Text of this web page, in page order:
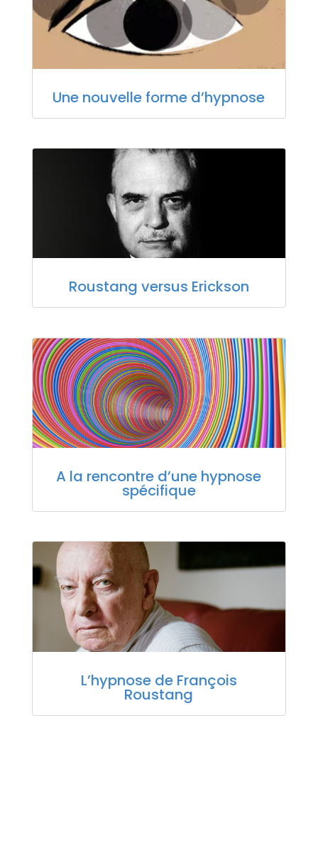
Une nouvelle forme d’hypnose
Roustang versus Erickson
A la rencontre d’une hypnose
spécifique
L’hypnose de François
Roustang